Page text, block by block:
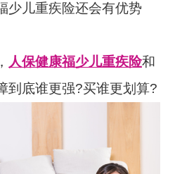
少儿重疾险还会有优势
人保健康福少儿重疾险和
到底谁更强?买谁更划算?